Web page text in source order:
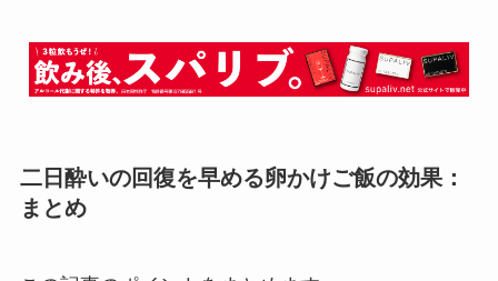
二日酔いの回復を早める卵かけご飯の効果：
まとめ